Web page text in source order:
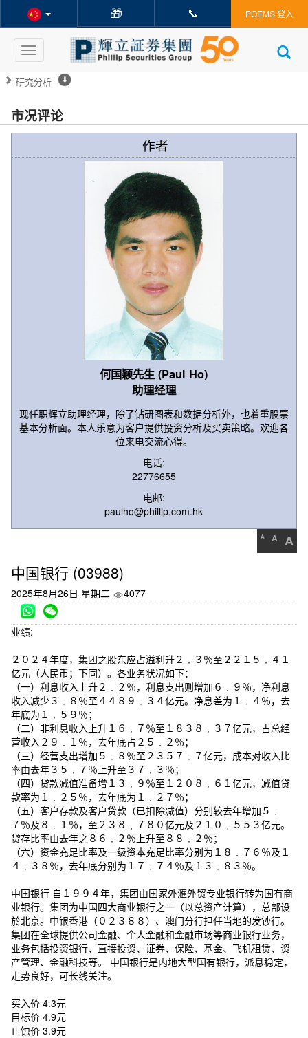
🎁 📞 POEMS 登入
Toggle
navigation
研究分析
市况评论
作者
何国颖先生 (Paul Ho)
助理经理
现任职辉立助理经理，除了钻研图表和数据分析外，也着重股票
基本分析面。本人乐意为客户提供投资分析及买卖策略。欢迎各
位来电交流心得。
电话:
22776655
电邮:
paulho@phillip.com.hk
A A A
中国银行 (03988)
2025年8月26日 星期二 4077
业绩:
２０２４年度，集团之股东应占溢利升２﹒３％至２２１５﹒４１
亿元（人民币；下同）。各业务状况如下：
（一）利息收入上升２﹒２％，利息支出则增加６﹒９％，净利息
收入减少３﹒８％至４４８９﹒３４亿元。净息差为１﹒４％，去
年底为１﹒５９％；
（二）非利息收入上升１６﹒７％至１８３８﹒３７亿元，占总经
营收入２９﹒１％，去年底占２５﹒２％；
（三）经营支出增加５﹒８％至２３５７﹒７亿元，成本对收入比
率由去年３５﹒７％上升至３７﹒３％；
（四）贷款减值准备增１３﹒９％至１２０８﹒６１亿元，减值贷
款率为１﹒２５％，去年底为１﹒２７％；
（五）客户存款及客户贷款（已扣除减值）分别较去年增加５﹒
７％及８﹒１％，至２３８﹐７８０亿元及２１０﹐５５３亿元。
贷存比率由去年之８６﹒２％上升至８８﹒２％；
（六）资金充足比率及一级资本充足比率分别为１８﹒７６％及１
４﹒３８％，去年底分别为１７﹒７４％及１３﹒８３％。
中国银行 自１９９４年，集团由国家外滙外贸专业银行转为国有商
业银行。集团为中国四大商业银行之一（以总资产计算），总部设
於北京。中银香港（０２３８８）、澳门分行担任当地的发钞行。
集团在全球提供公司金融、个人金融和金融市场等商业银行业务，
业务包括投资银行、直接投资、证券、保险、基金、飞机租赁、资
产管理、金融科技等。 中国银行是内地大型国有银行，派息稳定，
走势良好，可长线关注。
买入价 4.3元
目标价 4.9元
止蚀价 3.9元